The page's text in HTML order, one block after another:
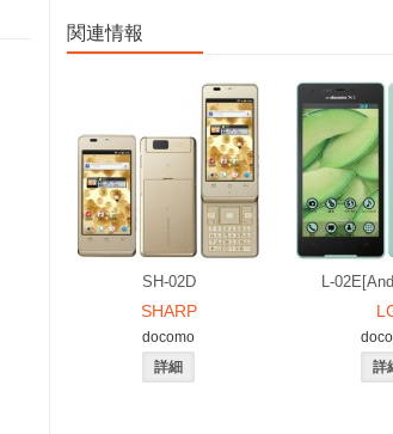
関連情報
SH-02D
SHARP
docomo
L-